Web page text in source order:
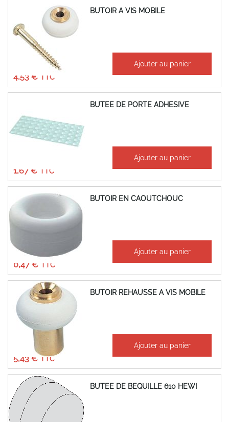
BUTOIR A VIS MOBILE
À partir de
4,53 €
Ajouter au panier
BUTEE DE PORTE ADHESIVE
1,67 €
Ajouter au panier
BUTOIR EN CAOUTCHOUC
À partir de
0,47 €
0,39 € Ajouter au panier
BUTOIR REHAUSSE A VIS MOBILE
À partir de
5,43 €
4,52 € Ajouter au panier
BUTEE DE BEQUILLE 610 HEWI